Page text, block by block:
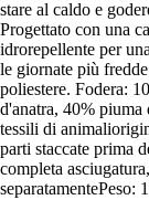
stare al caldo e
Progettato con una
idrorepellente per
le giornate più
poliestere. Fodera:
d'anatra, 40%
tessili di
parti staccate prima
completa
separatamentePeso: